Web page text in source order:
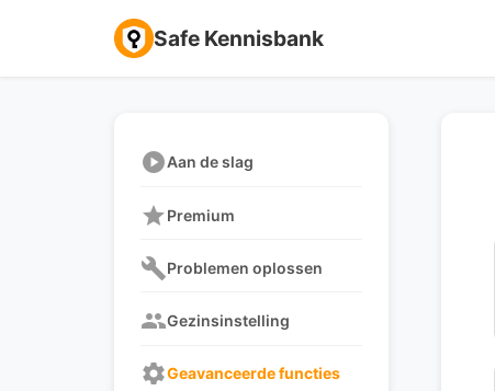
Safe Kennisbank
play_circleAan de slag
starPremium
buildProblemen oplossen
groupGezinsinstelling
settingsGeavanceerde functies